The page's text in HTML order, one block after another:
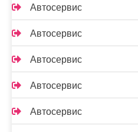
Автосервис
Автосервис
Автосервис
Автосервис
Автосервис